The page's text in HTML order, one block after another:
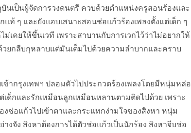
นเป็นผู้จัดการวงดนตรี ควบด้วยตำแหน่งครูสอนร้องและ
ท้ ๆ และยังแอบเสนาะสอนช่อแก้วร้องเพลงตั้งแต่เด็ก ๆ
คยให้ขึ้นเวที เพราะสาบานกับการเวกไว้ว่าไม่อยากให้
ยกลีบกุหลาบแต่มันเต็มไปด้วยความลำบากและคราบ
ากรุงเทพฯ ปลอมตัวไปประกวดร้องเพลงโดยมีหนุ่มหล่อ
เด็กและรักเหมือนลูกเหมือนหลานตามติดไปด้วย เพราะ
งช่อแก้วไปเข้าตาและกระแทกง่ามใจของสิงหา หนุ่ม
งจัง สิงหาต้องการได้ตัวช่อแก้วเป็นนักร้อง สิงหาจีบช่อ